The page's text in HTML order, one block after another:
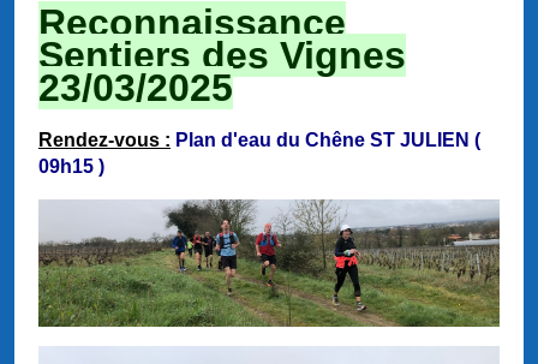
Reconnaissance
Sentiers des Vignes
23/03/2025
Rendez-vous : Plan d'eau du Chêne ST JULIEN (
09h15 )